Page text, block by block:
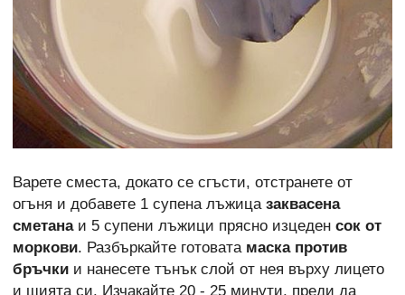
Варете сместа, докато се сгъсти, отстранете от
огъня и добавете 1 супена лъжица заквасена
сметанаи 5 супени лъжици прясно изцеден сок от
моркови. Разбъркайте готовата маска против
бръчки и нанесете тънък слой от нея върху лицето
и шията си. Изчакайте 20 - 25 минути, преди да